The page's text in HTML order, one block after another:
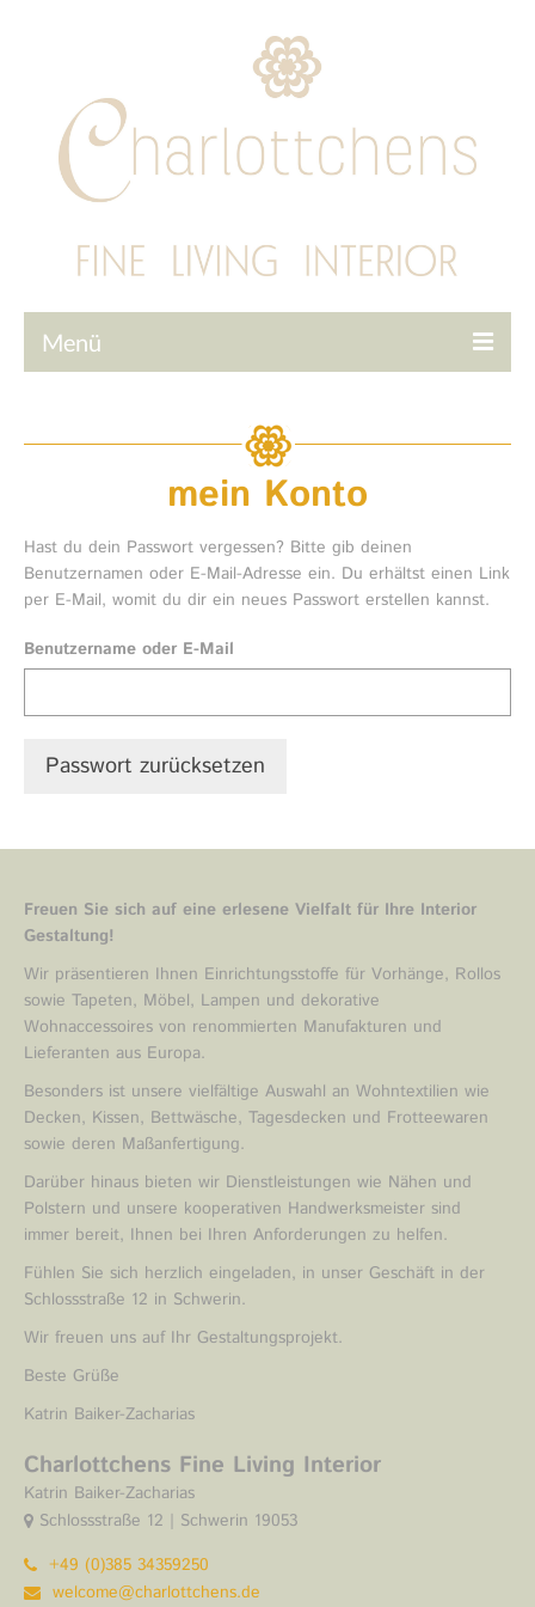
Menü
Textile Raumgestaltung
Gestaltungskonzepte
Landhaus
Journal
Kontakt
Datenschutz
mein Konto
Hast du dein Passwort vergessen? Bitte gib deinen
Benutzernamen oder E-Mail-Adresse ein. Du erhältst einen Link
per E-Mail, womit du dir ein neues Passwort erstellen kannst.
Benutzername oder E-Mail
Passwort zurücksetzen
Freuen Sie sich auf eine erlesene Vielfalt für Ihre Interior
Gestaltung!
Wir präsentieren Ihnen Einrichtungsstoffe für Vorhänge, Rollos
sowie Tapeten, Möbel, Lampen und dekorative
Wohnaccessoires von renommierten Manufakturen und
Lieferanten aus Europa.
Besonders ist unsere vielfältige Auswahl an Wohntextilien wie
Decken, Kissen, Bettwäsche, Tagesdecken und Frotteewaren
sowie deren Maßanfertigung.
Darüber hinaus bieten wir Dienstleistungen wie Nähen und
Polstern und unsere kooperativen Handwerksmeister sind
immer bereit, Ihnen bei Ihren Anforderungen zu helfen.
Fühlen Sie sich herzlich eingeladen, in unser Geschäft in der
Schlossstraße 12 in Schwerin.
Wir freuen uns auf Ihr Gestaltungsprojekt.
Beste Grüße
Katrin Baiker-Zacharias
Charlottchens Fine Living Interior
Katrin Baiker-Zacharias
Schlossstraße 12 | Schwerin 19053
+49 (0)385 34359250
welcome@charlottchens.de